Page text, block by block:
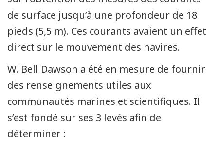
de surface jusqu’à une profondeur de 18
pieds (5,5 m). Ces courants avaient un effet
direct sur le mouvement des navires.
W. Bell Dawson a été en mesure de fournir
des renseignements utiles aux
communautés marines et scientifiques. Il
s’est fondé sur ses 3 levés afin de
déterminer :